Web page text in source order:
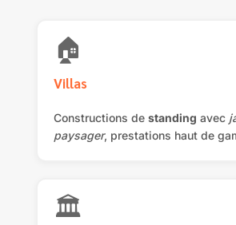
🏠
Villas
Constructions de standing avec
paysager, prestations haut de
🏛️